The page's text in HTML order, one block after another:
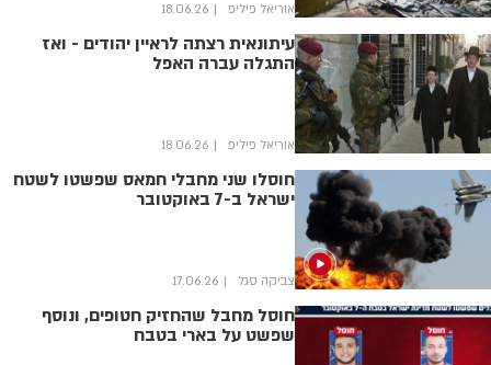
אוריאל פיליפ 18.06.26
עיתונאית רצתה לראיין יהודים - ואז
התגלה עברה האפל
אוריאל פיליפ 18.06.26
חוסלו שני מחבלי חמאס שפשטו לשטח
ישראל ב-7 באוקטובר
צביקה סגל 17.06.26
חוסל מחבל שהחזיק חטופים, ונוסף
שפשט על בארי בטבח